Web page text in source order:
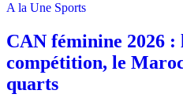
A la Une Sports
‎CAN féminine 2026 :
compétition, le
quarts